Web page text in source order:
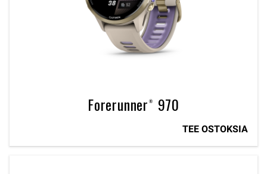
Forerunner® 970
TEE OSTOKSIA